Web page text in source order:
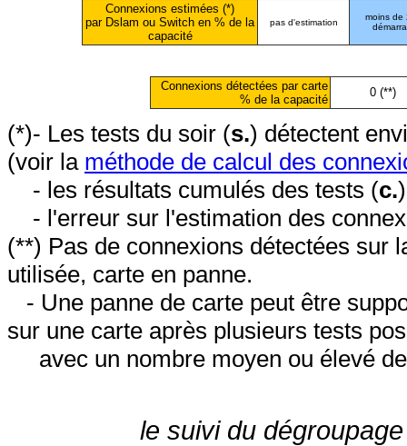
Connexions estimées (*)
par Dslam ou Switch en % de la
capacité
pas d'estimation
moins de
Connexions détectées par carte
% de la capacité
0 (**)
(*)- Les tests du soir (s.) détectent
(voir la méthode de calcul des
- les résultats cumulés des tests (c.
- l'erreur sur l'estimation des
(**) Pas de connexions détectées sur
utilisée, carte en panne.
- Une panne de carte peut être
sur une carte après plusieurs tests
avec un nombre moyen ou élevé
le suivi du